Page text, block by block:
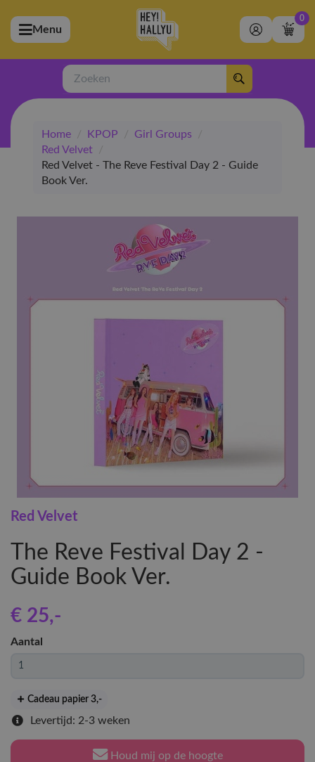
(Artiesten)
(Merchandise)
(Exclusive)
(Winkel)
Menu
0
Zoeken
Home / KPOP / Girl Groups
/
Red Velvet
/
Red Velvet - The Reve Festival Day 2 - Guide
Book Ver.
Red Velvet
The Reve Festival Day 2 -
Guide Book Ver.
€ 25,-
Aantal
Cadeau papier 3,-
Levertijd: 2-3 weken
Houd mij op de hoogte